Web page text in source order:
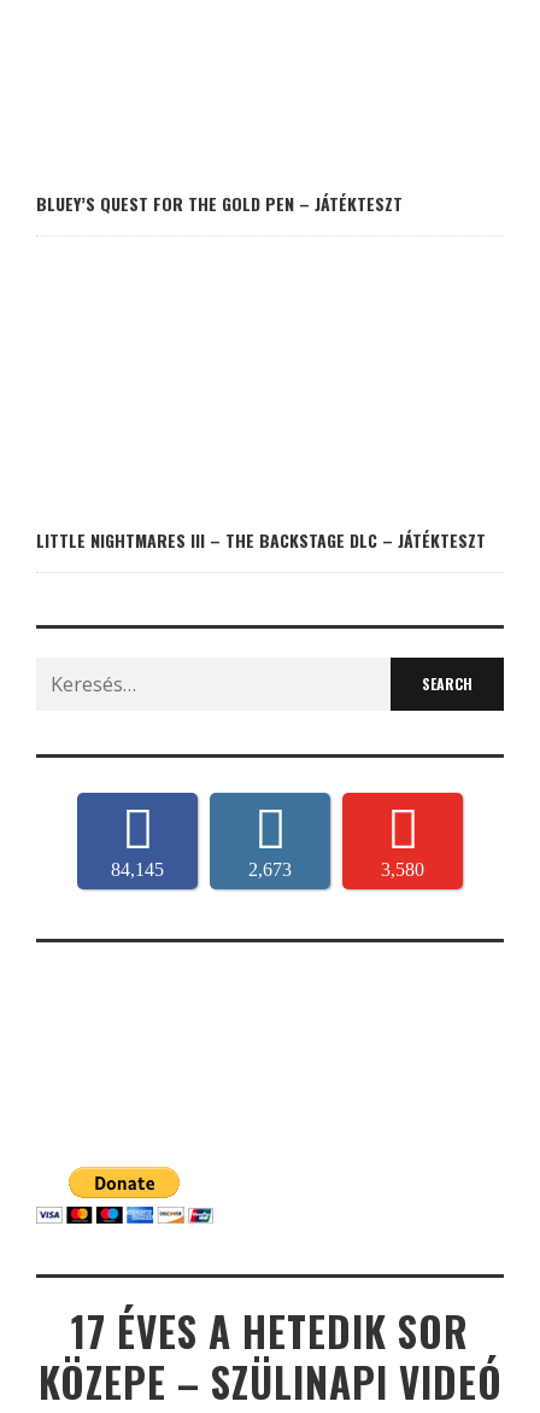
BLUEY’S QUEST FOR THE GOLD PEN – JÁTÉKTESZT
LITTLE NIGHTMARES III – THE BACKSTAGE DLC – JÁTÉKTESZT
Search
for:
84,145 2,673 3,580
17 ÉVES A HETEDIK SOR
KÖZEPE – SZÜLINAPI VIDEÓ